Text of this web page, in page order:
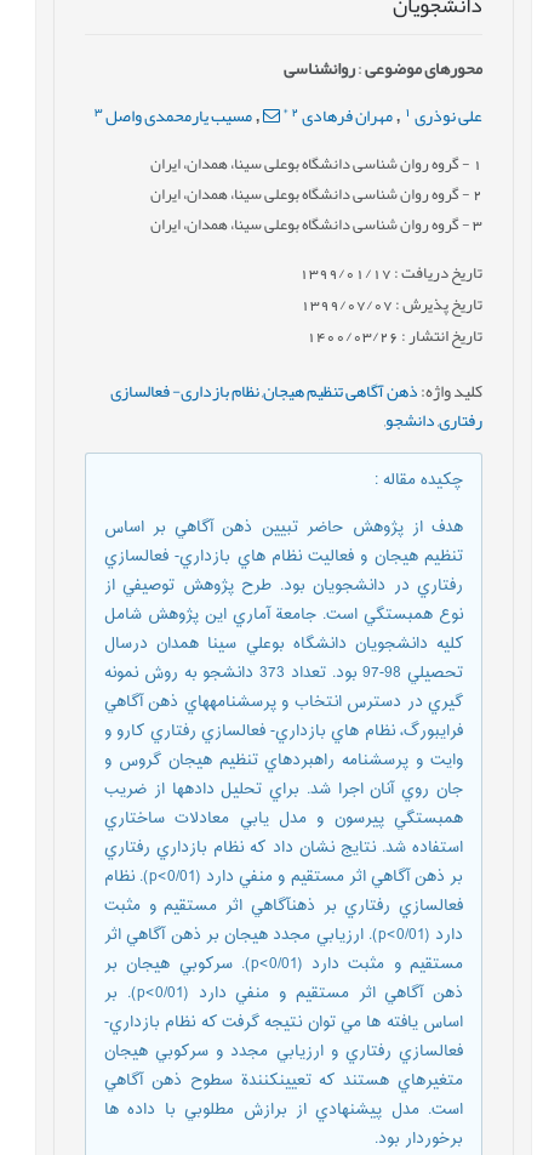
محورهای موضوعی:روانشناسی
علی نوذری , مهران فرهادی 2
*
,مسیب یارمحمدی واصل 3
- گروه روان شناسی دانشگاه بوعلی سینا، همدان، ایران
2- گروه روان شناسی دانشگاه بوعلی سینا، همدان، ایران
3- گروه روان شناسی دانشگاه بوعلی سینا، همدان، ایران
تاریخ دریافت : 1399/01/17
تاریخ پذیرش : 1399/07/07
تاریخ انتشار : 1400/03/26
کلید واژه:ذهن آگاهی تنظيم هيجان,نظام بازداری- فعالسازی
رفتاری,دانشجو,
چکیده مقاله:
هدف از پژوهش حاضر تبيين ذهن آگاهي بر اساس
تنظيم هيجان و فعاليت نظام هاي بازداري- فعالسازي
رفتاري در دانشجويان بود. طرح پژوهش توصيفي از
نوع همبستگي است. جامعة آماري اين پژوهش شامل
کليه دانشجويان دانشگاه بوعلي سينا همدان درسال
تحصيلي 98-97 بود. تعداد 373 دانشجو به روش نمونه
گيري در دسترس انتخاب و پرسشنامههاي ذهن آگاهي
فرايبورگ، نظام هاي بازداري- فعالسازي رفتاري کارو و
وايت و پرسشنامه راهبردهاي تنظيم هيجان گروس و
جان روي آنان اجرا شد. براي تحليل دادهها از ضريب
همبستگي پيرسون و مدل يابي معادلات ساختاري
استفاده شد. نتايج نشان داد که نظام بازداري رفتاري
بر ذهن آگاهي اثر مستقيم و منفي دارد (0/01>p). نظام
فعالسازي رفتاري بر ذهنآگاهي اثر مستقيم و مثبت
دارد (0/01>p). ارزيابي مجدد هيجان بر ذهن آگاهي اثر
مستقيم و مثبت دارد (0/01>p). سرکوبي هيجان بر
ذهن آگاهي اثر مستقيم و منفي دارد (0/01>p). بر
اساس يافته ها مي توان نتيجه گرفت که نظام بازداري-
فعالسازي رفتاري و ارزيابي مجدد و سرکوبي هيجان
متغيرهاي هستند که تعيينکنندة سطوح ذهن آگاهي
است. مدل پيشنهادي از برازش مطلوبي با داده ها
برخوردار بود.